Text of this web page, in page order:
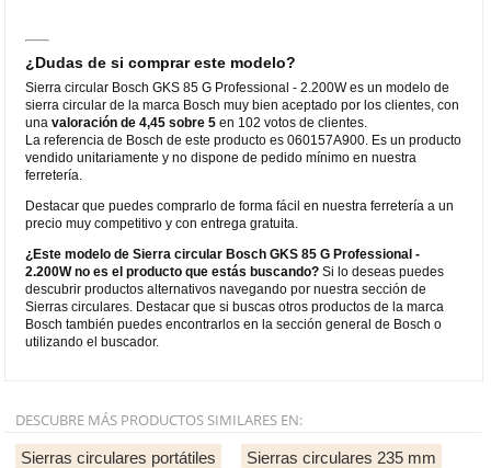
¿Dudas de si comprar este modelo?
Sierra circular Bosch GKS 85 G Professional - 2.200W es un modelo de
sierra circular de la marca Bosch muy bien aceptado por los clientes, con
unavaloración de 4,45 sobre 5 en 102 votos de clientes.
La referencia de Bosch de este producto es 060157A900. Es un producto
vendido unitariamente y no dispone de pedido mínimo en nuestra
ferretería.
Destacar que puedes comprarlo de forma fácil en nuestra ferretería a un
precio muy competitivo y con entrega gratuita.
¿Este modelo de Sierra circular Bosch GKS 85 G Professional -
2.200W no es el producto que estás buscando? Si lo deseas puedes
descubrir productos alternativos navegando por nuestra sección de
Sierras circulares. Destacar que si buscas otros productos de la marca
Bosch también puedes encontrarlos en la sección general de Bosch o
utilizando el buscador.
DESCUBRE MÁS PRODUCTOS SIMILARES EN:
Sierras circulares portátiles Sierras circulares 235 mm